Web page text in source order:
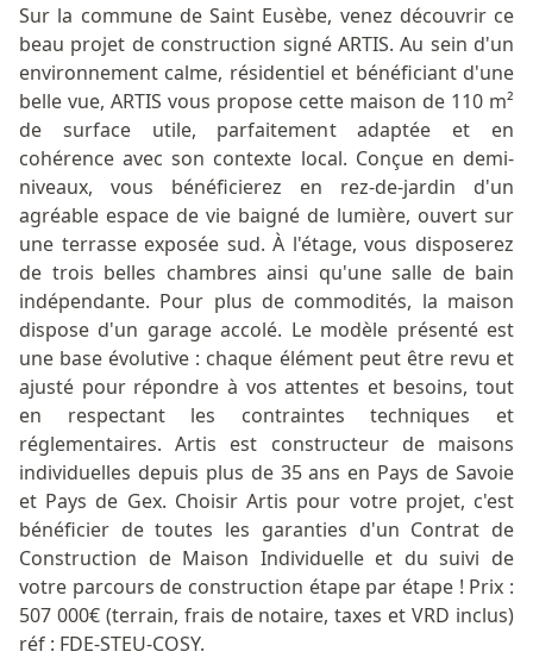
Sur la commune de Saint Eusèbe, venez découvrir ce
beau projet de construction signé ARTIS. Au sein d'un
environnement calme, résidentiel et bénéficiant d'une
belle vue, ARTIS vous propose cette maison de 110 m²
de surface utile, parfaitement adaptée et en
cohérence avec son contexte local. Conçue en demi-
niveaux, vous bénéficierez en rez-de-jardin d'un
agréable espace de vie baigné de lumière, ouvert sur
une terrasse exposée sud. À l'étage, vous disposerez
de trois belles chambres ainsi qu'une salle de bain
indépendante. Pour plus de commodités, la maison
dispose d'un garage accolé. Le modèle présenté est
une base évolutive : chaque élément peut être revu et
ajusté pour répondre à vos attentes et besoins, tout
en respectant les contraintes techniques et
réglementaires. Artis est constructeur de maisons
individuelles depuis plus de 35 ans en Pays de Savoie
et Pays de Gex. Choisir Artis pour votre projet, c'est
bénéficier de toutes les garanties d'un Contrat de
Construction de Maison Individuelle et du suivi de
votre parcours de construction étape par étape ! Prix :
507 000€ (terrain, frais de notaire, taxes et VRD inclus)
réf : FDE-STEU-COSY.